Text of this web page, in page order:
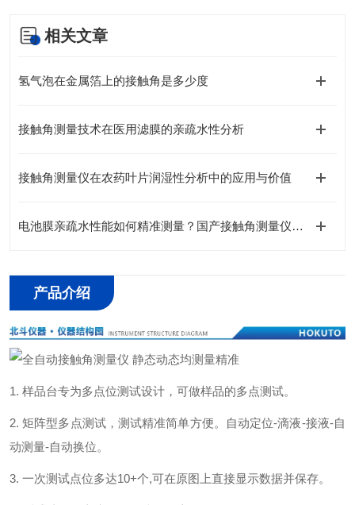
相关文章
氢气泡在金属箔上的接触角是多少度
接触角测量技术在医用滤膜的亲疏水性分析
接触角测量仪在农药叶片润湿性分析中的应用与价值
电池膜亲疏水性能如何精准测量？国产接触角测量仪厂家北斗仪器专业解读
产品介绍
1. 样品台专为多点位测试设计，可做样品的多点测试。
2. 矩阵型多点测试，测试精准简单方便。自动定位-滴液-接液-自
动测量-自动换位。
3. 一次测试点位多达10+个,可在原图上直接显示数据并保存。